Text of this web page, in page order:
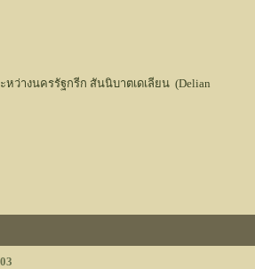
างนครรัฐกรีก สันนิบาตเดเลียน (Delian